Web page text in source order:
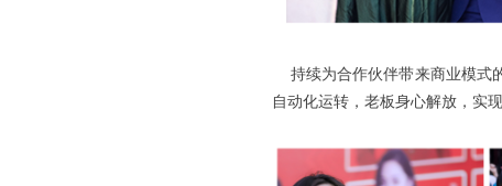
持续为合作伙伴带来商业模式
自动化运转，老板身心解放，实